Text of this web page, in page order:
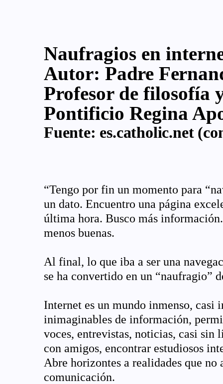
Naufragios en
Autor: Padre
Profesor de filosofía
Pontificio Regina
Fuente: es.catholic.net
“Tengo por fin un momento para
un dato. Encuentro una página
última hora. Busco más
menos buenas.
Al final, lo que iba a ser una
se ha convertido en un “naufragio”
Internet es un mundo inmenso, casi
inimaginables de información,
voces, entrevistas, noticias, casi sin
con amigos, encontrar estudiosos
Abre horizontes a realidades que
comunicación.